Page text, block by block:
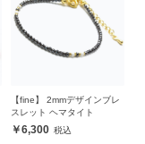
【fine】 2mmデザインブレ
スレット ヘマタイト
6,300